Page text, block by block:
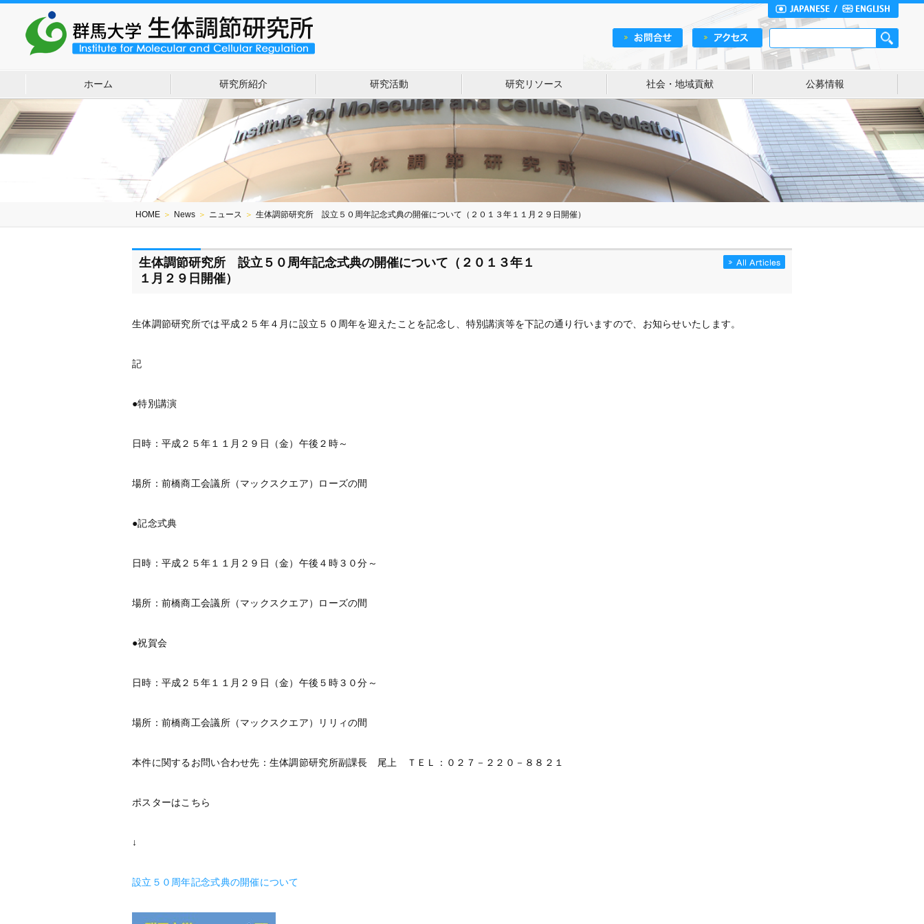
ホーム 研究所紹介 研究活動 研究リソース 社会・地域貢献 公募情報
HOME ＞ News ＞ ニュース ＞ 生体調節研究所 設立５０周年記念式典の開催について（２０１３年１１月２９日開催）
生体調節研究所 設立５０周年記念式典の開催について（２０１３年１
１月２９日開催）
生体調節研究所では平成２５年４月に設立５０周年を迎えたことを記念し、特別講演等を下記の通り行いますので、お知らせいたします。
記
●特別講演
日時：平成２５年１１月２９日（金）午後２時～
場所：前橋商工会議所（マックスクエア）ローズの間
●記念式典
日時：平成２５年１１月２９日（金）午後４時３０分～
場所：前橋商工会議所（マックスクエア）ローズの間
●祝賀会
日時：平成２５年１１月２９日（金）午後５時３０分～
場所：前橋商工会議所（マックスクエア）リリィの間
本件に関するお問い合わせ先：生体調節研究所副課長 尾上 ＴＥＬ：０２７－２２０－８８２１
ポスターはこちら
↓
設立５０周年記念式典の開催について